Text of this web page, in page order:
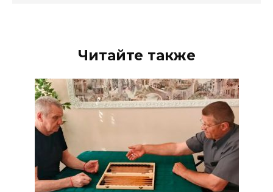
Читайте также